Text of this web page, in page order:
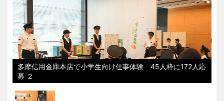
多摩信用金庫本店で小学生向け仕事体験 45人枠に172人応
募 ２